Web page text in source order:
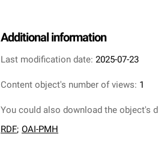
Additional information
Last modification date: 2025-07-23
Content object's number of views: 1
You could also download the object's
RDF; OAI-PMH